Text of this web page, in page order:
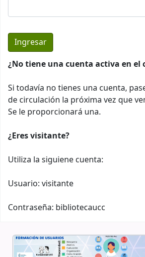
¿No tiene una cuenta activa en el
Si todavía no tienes una cuenta,
de circulación la próxima vez que
Se le proporcionará una.
¿Eres visitante?
Utiliza la siguiene cuenta:
Usuario: visitante
Contraseña: bibliotecaucc